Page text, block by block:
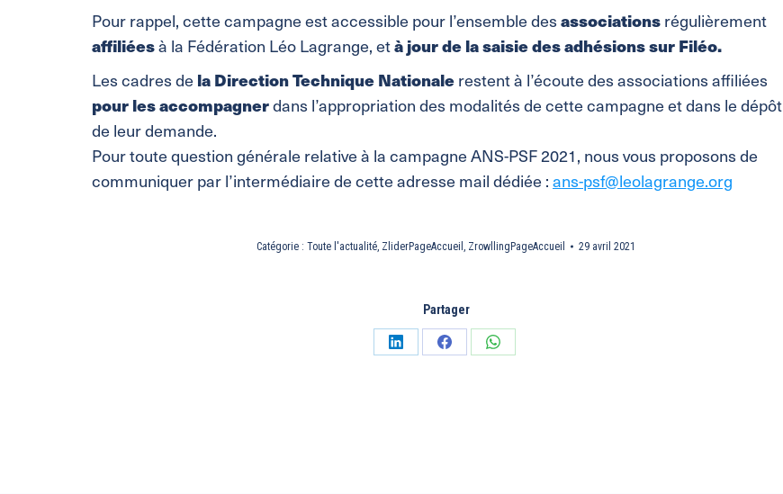
Pour rappel, cette campagne est accessible pour l’ensemble des associations régulièrement
affiliéesà la Fédération Léo Lagrange, età jour de la saisie des adhésions sur Filéo.
Les cadres de la Direction Technique Nationale restent à l’écoute des associations affiliées
pour les accompagnerdans l’appropriation des modalités de cette campagne et dans le dépôt
de leur demande.
Pour toute question générale relative à la campagne ANS-PSF 2021, nous vous proposons de
communiquer par l’intermédiaire de cette adresse mail dédiée : ans-psf@leolagrange.org
Catégorie :Toute l'actualité, ZliderPageAccueil, ZrowllingPageAccueil 29 avril 2021
Partager
PartagerPartagerPartager